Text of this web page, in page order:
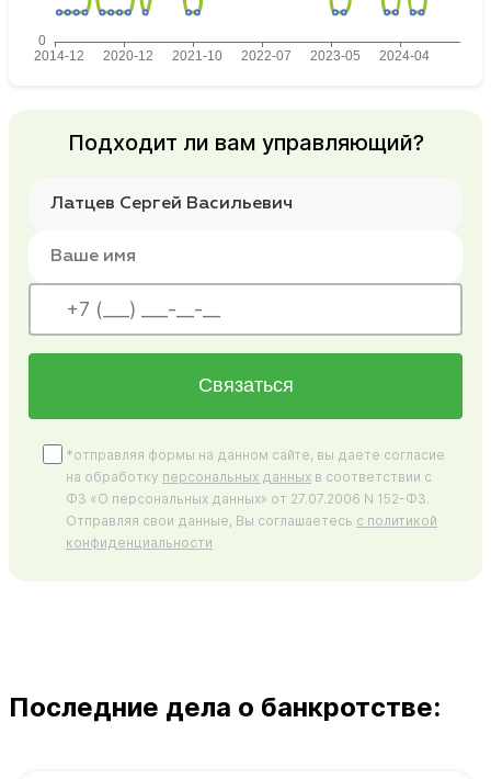
Подходит ли вам управляющий?
Связаться
*отправляя формы на данном сайте, вы даете согласие
на обработку персональных данных в соответствии с
ФЗ «О персональных данных» от 27.07.2006 N 152-ФЗ.
Отправляя свои данные, Вы соглашаетесь с политикой
конфиденциальности
Последние дела о банкротстве: